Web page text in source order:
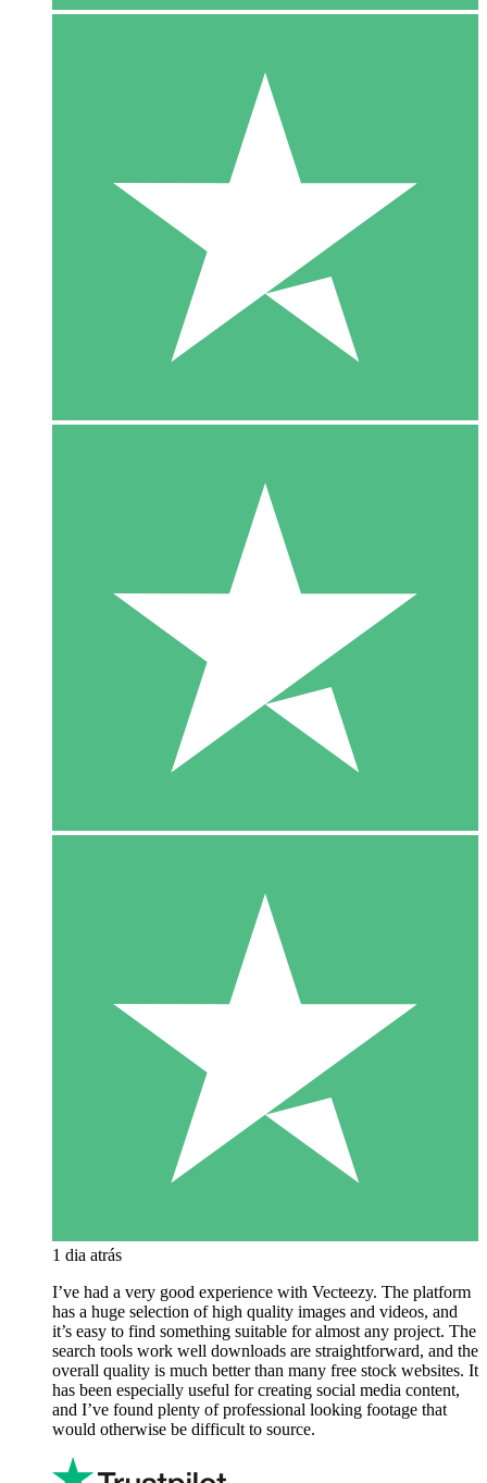
1 dia atrás
I’ve had a very good experience with Vecteezy. The platform
has a huge selection of high quality images and videos, and
it’s easy to find something suitable for almost any project. The
search tools work well downloads are straightforward, and the
overall quality is much better than many free stock websites. It
has been especially useful for creating social media content,
and I’ve found plenty of professional looking footage that
would otherwise be difficult to source.